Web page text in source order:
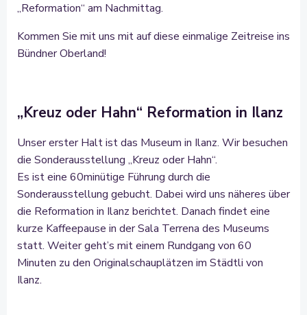
„Reformation“ am Nachmittag.
Kommen Sie mit uns mit auf diese einmalige Zeitreise ins
Bündner Oberland!
„Kreuz oder Hahn“ Reformation in Ilanz
Unser erster Halt ist das Museum in Ilanz. Wir besuchen
die Sonderausstellung „Kreuz oder Hahn“.
Es ist eine 60minütige Führung durch die
Sonderausstellung gebucht. Dabei wird uns näheres über
die Reformation in Ilanz berichtet. Danach findet eine
kurze Kaffeepause in der Sala Terrena des Museums
statt. Weiter geht’s mit einem Rundgang von 60
Minuten zu den Originalschauplätzen im Städtli von
Ilanz.